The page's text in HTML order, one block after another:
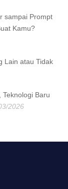
sampai Prompt
Kamu?
Lain atau Tidak
Baru
2026